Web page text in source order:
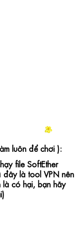
luôn để chơi ):
file SoftEther
đây là tool VPN nên
là có hại, bạn hãy